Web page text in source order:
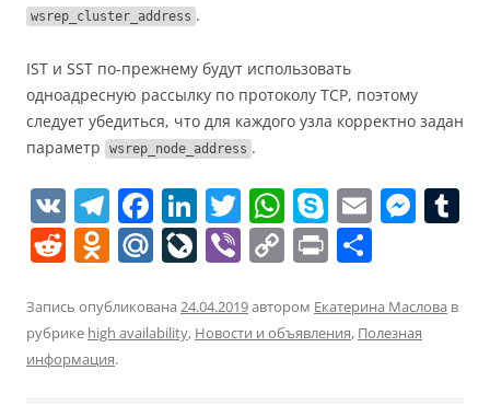
wsrep_cluster_address .
IST и SST по-прежнему будут использовать
одноадресную рассылку по протоколу TCP, поэтому
следует убедиться, что для каждого узла корректно задан
параметр
wsrep_node_address .
V
K
T
el
e
gr
a
m
F
a
c
e
b
Li
n
k
e
dI
T
w
itt
er
W
h
at
s
A
S
k
y
p
e
E
l
M
e
n
R
d
di
O
n
o
M
l.
R
Li
eJ
o
Vi
er
C
p
y
Pr
t п
р
Запись опубликована 24.04.2019автором Екатерина Маслова в
рубрике high availability, Новости и объявления, Полезная
информация.